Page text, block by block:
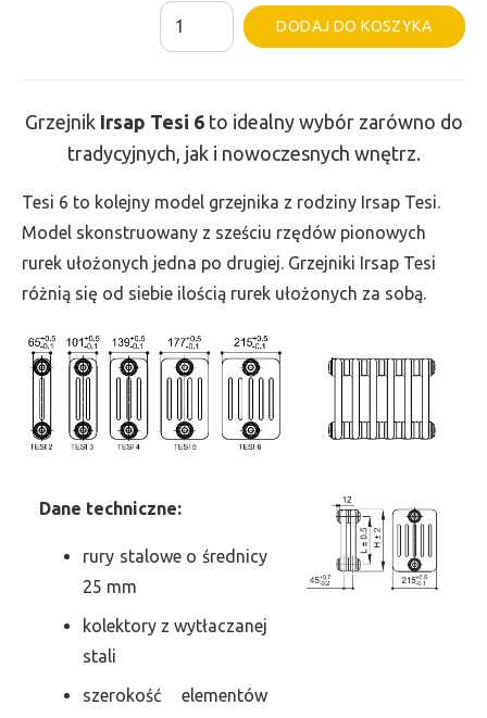
ilość
Grzejnik
-
wys.
665,
szer.
720,
1980
DODAJ DO KOSZYKA
Grzejnik Irsap Tesi 6to idealny wybór zarówno do
tradycyjnych, jak i nowoczesnych wnętrz.
Tesi 6 to kolejny model grzejnika z rodziny Irsap Tesi.
Model skonstruowany z sześciu rzędów pionowych
rurek ułożonych jedna po drugiej. Grzejniki Irsap Tesi
różnią się od siebie ilością rurek ułożonych za sobą.
Dane techniczne:
rury stalowe o średnicy
25 mm
kolektory z wytłaczanej
stali
szerokość elementów